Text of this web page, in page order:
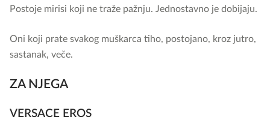
Postoje mirisi koji ne traže pažnju. Jednostavno je dobijaju.
Oni koji prate svakog muškarca tiho, postojano, kroz jutro,
sastanak, veče.
ZA NJEGA
VERSACE EROS